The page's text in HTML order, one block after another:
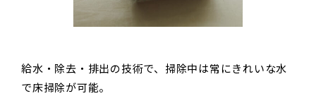
給水・除去・排出の技術で、掃除中は常にきれいな水
で床掃除が可能。